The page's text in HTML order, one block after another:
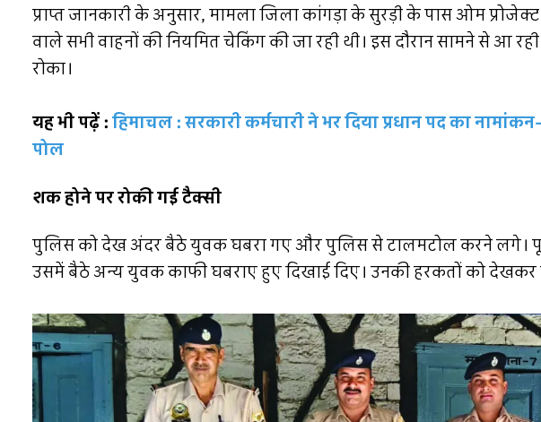
प्राप्त जानकारी के अनुसार, मामला जिला कांगड़ा के सुरड़ी के पास ओम
वाले सभी वाहनों की नियमित चेकिंग की जा रही थी। इस दौरान सामने से आ
रोका।
यह भी पढ़ें :हिमाचल : सरकारी कर्मचारी ने भर दिया प्रधान पद का
पोल
शक होने पर रोकी गई टैक्सी
पुलिस को देख अंदर बैठे युवक घबरा गए और पुलिस से टालमटोल करने लगे।
उसमें बैठे अन्य युवक काफी घबराए हुए दिखाई दिए। उनकी हरकतों को